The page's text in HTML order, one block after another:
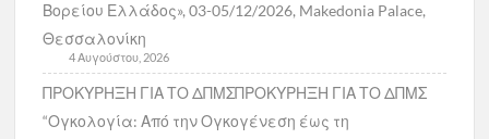
Βορείου Ελλάδος», 03-05/12/2026, Makedonia Palace,
Θεσσαλονίκη
4 Αυγούστου, 2026
ΠΡΟΚΥΡΗΞΗ ΓΙΑ ΤΟ ΔΠΜΣΠΡΟΚΥΡΗΞΗ ΓΙΑ ΤΟ ΔΠΜΣ
“Ογκολογία: Από την Ογκογένεση έως τη